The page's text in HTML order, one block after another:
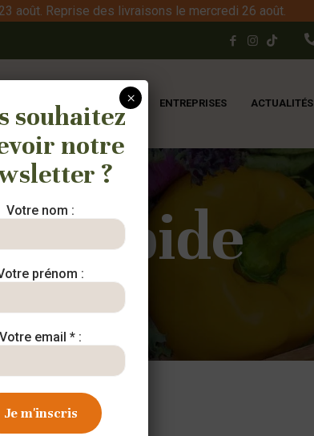
août. Reprise des livraisons le mercredi 26 août.
NOS PRODUCTEURS ENTREPRISES ACTUALITÉS
rapide
souhaitez
notre
?
Votre nom :
prénom :
Votre email * :
×